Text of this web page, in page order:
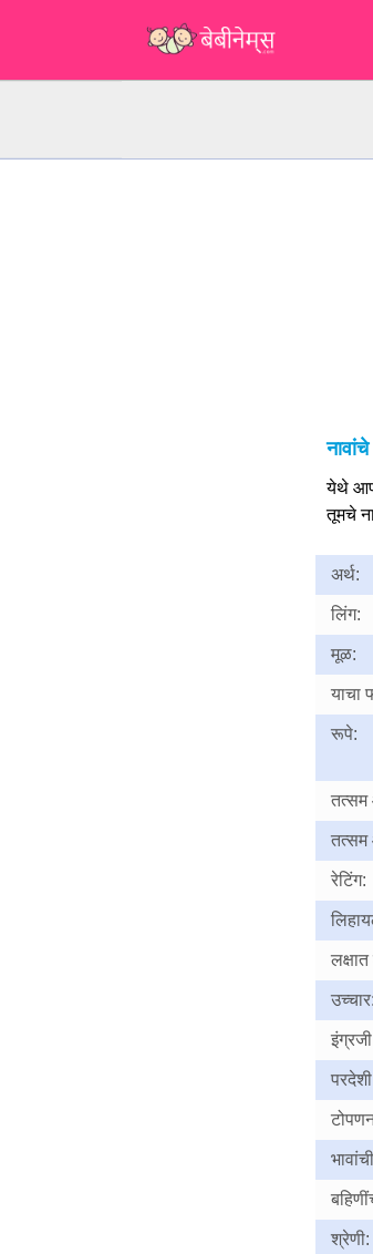
येथे
तूमचे
अर्थ:
लिंग:
मूळ:
याचा
रूपे:
तत्सम
रेटिंग:
उच्चार:
श्रेणी: